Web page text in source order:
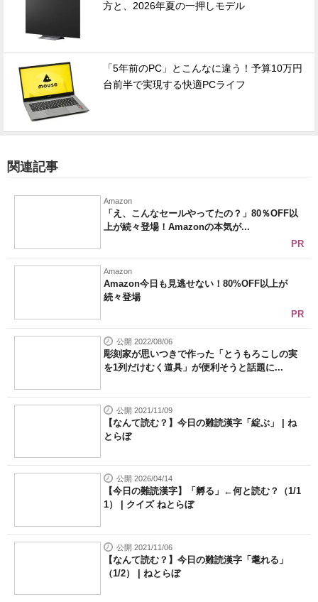
方と、2026年夏の一押しモデル
「5年前のPC」とこんなに違う！予算10万円
台前半で実現する快適PCライフ
関連記事
Amazon
「え、こんなセールやってたの？」80％OFF以
上が続々登場！Amazonの本気が...
PR
Amazon
Amazon今日も見逃せない！80%OFF以上が
続々登場
PR
公開 2022/08/06
彫刻家が思いつきで作った「とうもろこしの実
を1列だけむく道具」が便利そうと話題に...
公開 2021/11/09
【なんて読む？】今日の難読漢字「綻ぶ」 | ね
とらぼ
公開 2026/04/14
【今日の難読漢字】「孵る」←何と読む？（1/1
1） | クイズ ねとらぼ
公開 2021/11/06
【なんて読む？】今日の難読漢字「耄れる」
（1/2） | ねとらぼ